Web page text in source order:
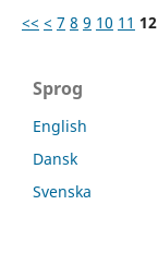
<< < 7 8 9 10 11 12
Sprog
English
Dansk
Svenska